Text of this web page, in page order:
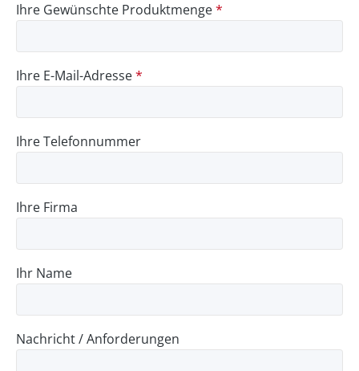
Ihre Gewünschte Produktmenge*
Ihre E-Mail-Adresse*
Ihre Telefonnummer
Ihre Firma
Ihr Name
Nachricht / Anforderungen